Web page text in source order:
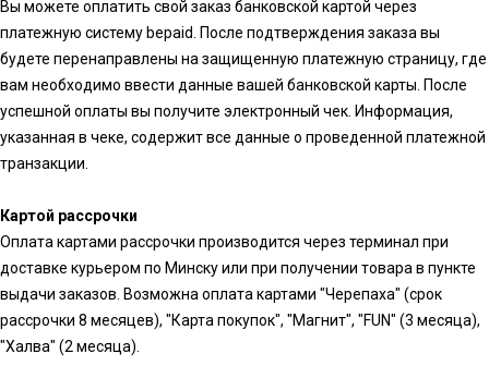
Вы можете оплатить свой заказ банковской картой через
платежную систему bepaid. После подтверждения заказа вы
будете перенаправлены на защищенную платежную страницу, где
вам необходимо ввести данные вашей банковской карты. После
успешной оплаты вы получите электронный чек. Информация,
указанная в чеке, содержит все данные о проведенной платежной
транзакции.
Картой рассрочки
Оплата картами рассрочки производится через терминал при
доставке курьером по Минску или при получении товара в пункте
выдачи заказов. Возможна оплата картами "Черепаха" (срок
рассрочки 8 месяцев), "Карта покупок", "Магнит", "FUN" (3 месяца),
"Халва" (2 месяца).